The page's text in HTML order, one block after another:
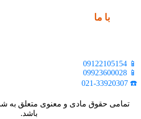
با ما
📱 09122105154
📱 09923600028
☎️ 021-33920307
تمامی حقوق مادی و معنوی متعلق به
باشد.